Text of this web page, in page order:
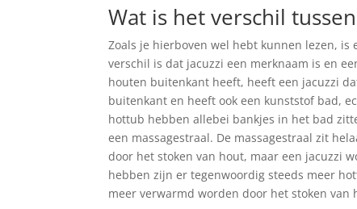
Wat is het verschil
Zoals je hierboven wel hebt kunnen lezen, is
verschil is dat jacuzzi een merknaam is en
houten buitenkant heeft, heeft een jacuzzi
buitenkant en heeft ook een kunststof bad,
hottub hebben allebei bankjes in het bad
een massagestraal. De massagestraal zit
door het stoken van hout, maar een jacuzzi
hebben zijn er tegenwoordig steeds meer
meer verwarmd worden door het stoken van